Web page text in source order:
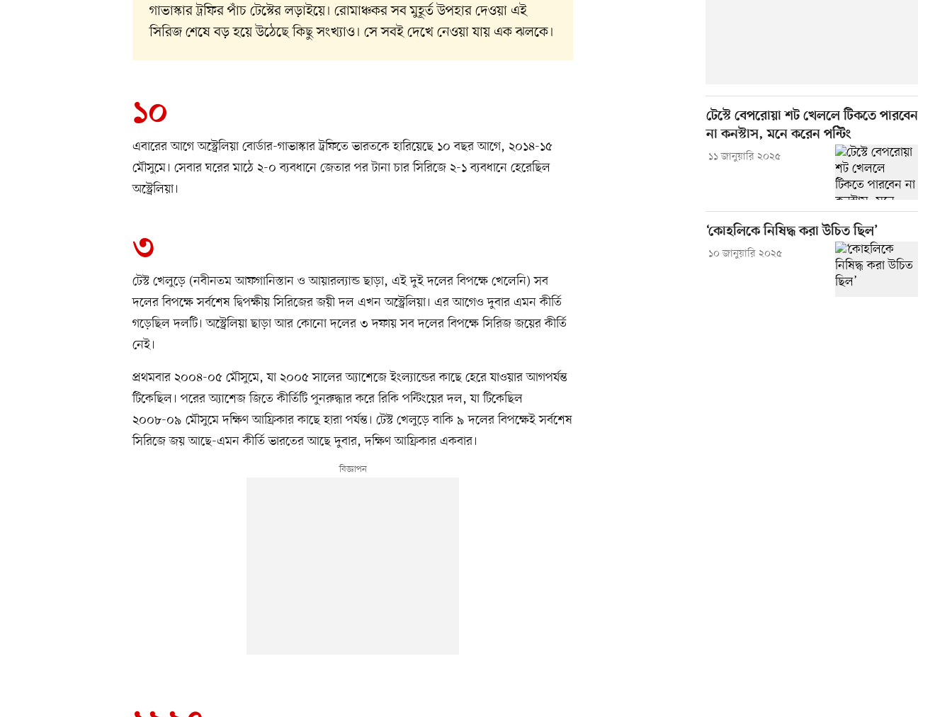
গাভাস্কার ট্রফির পাঁচ টেস্টের লড়াইয়ে। রোমাঞ্চকর সব মুহূর্ত উপহার দেওয়া এই
সিরিজ শেষে বড় হয়ে উঠেছে কিছু সংখ্যাও। সে সবই দেখে নেওয়া যায় এক ঝলকে।
১০
এবারের আগে অস্ট্রেলিয়া বোর্ডার-গাভাস্কার ট্রফিতে ভারতকে হারিয়েছে ১০ বছর আগে, ২০১৪-১৫
মৌসুমে। সেবার ঘরের মাঠে ২-০ ব্যবধানে জেতার পর টানা চার সিরিজে ২-১ ব্যবধানে হেরেছিল
অস্ট্রেলিয়া।
৩
টেস্ট খেলুড়ে (নবীনতম আফগানিস্তান ও আয়ারল্যান্ড ছাড়া, এই দুই দলের বিপক্ষে খেলেনি) সব
দলের বিপক্ষে সর্বশেষ দ্বিপক্ষীয় সিরিজের জয়ী দল এখন অস্ট্রেলিয়া। এর আগেও দুবার এমন কীর্তি
গড়েছিল দলটি। অস্ট্রেলিয়া ছাড়া আর কোনো দলের ৩ দফায় সব দলের বিপক্ষে সিরিজ জয়ের কীর্তি
নেই।
প্রথমবার ২০০৪-০৫ মৌসুমে, যা ২০০৫ সালের অ্যাশেজে ইংল্যান্ডের কাছে হেরে যাওয়ার আগপর্যন্ত
টিকেছিল। পরের অ্যাশেজ জিতে কীর্তিটি পুনরুদ্ধার করে রিকি পন্টিংয়ের দল, যা টিকেছিল
২০০৮-০৯ মৌসুমে দক্ষিণ আফ্রিকার কাছে হারা পর্যন্ত। টেস্ট খেলুড়ে বাকি ৯ দলের বিপক্ষেই সর্বশেষ
সিরিজে জয় আছে-এমন কীর্তি ভারতের আছে দুবার, দক্ষিণ আফ্রিকার একবার।
টেস্টে বেপরোয়া শট খেললে টিকতে পারবেন
না কনস্টাস, মনে করেন পন্টিং
১১ জানুয়ারি ২০২৫
‘কোহলিকে নিষিদ্ধ করা উচিত ছিল’
১০ জানুয়ারি ২০২৫